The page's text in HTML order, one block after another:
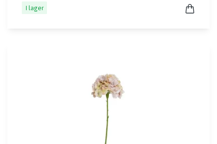
I lager